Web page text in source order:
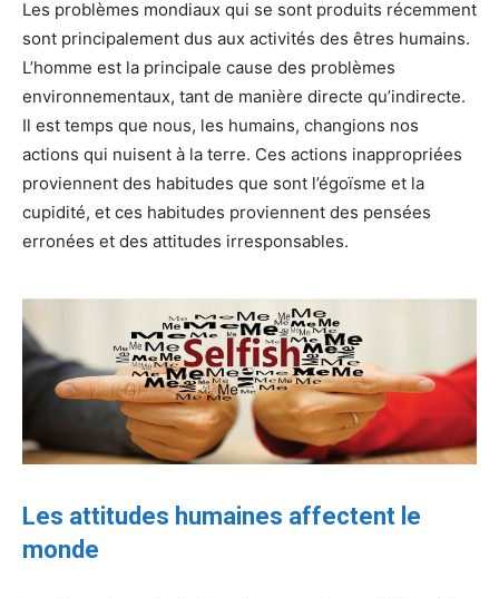
Les problèmes mondiaux qui se sont produits récemment
sont principalement dus aux activités des êtres humains.
L’homme est la principale cause des problèmes
environnementaux, tant de manière directe qu’indirecte.
Il est temps que nous, les humains, changions nos
actions qui nuisent à la terre. Ces actions inappropriées
proviennent des habitudes que sont l’égoïsme et la
cupidité, et ces habitudes proviennent des pensées
erronées et des attitudes irresponsables.
Les attitudes humaines affectent le
monde